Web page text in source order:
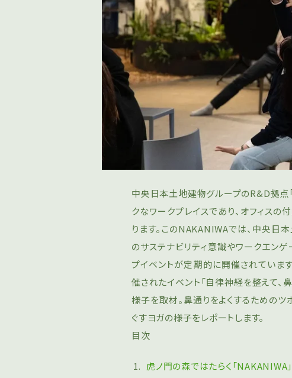
中央⽇本⼟地建物グループのR&D拠点
クなワークプレイスであり、オフィス
ります。このNAKANIWAでは、中央日
のサステナビリティ意識やワークエン
プイベントが定期的に開催されていま
催されたイベント「自律神経を整えて、
様子を取材。鼻通りをよくするための
ぐすヨガの様子をレポートします。
目次
虎ノ門の森ではたらく「NAKANIWA」